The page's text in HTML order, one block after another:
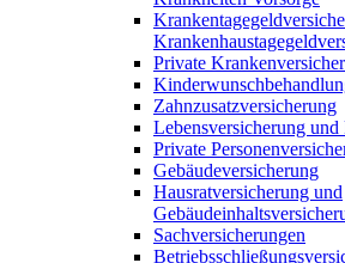
Private
Zahnzusatzversicherung
Lebensversicherung
Private
Gebäudeversicherung
Hausratversicherung und
Sachversicherungen